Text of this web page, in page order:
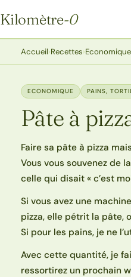
Kilomètre-0
Kilomètre-0
Accueil›Recettes›Economique
ECONOMIQUE PAINS,
Pâte à
Faire sa pâte à pizza
Vous vous souvenez de
celle qui disait « c’est
Si vous avez une
pizza, elle pétrit la pâte,
Si pour les pains, je ne
Avec cette quantité, je
ressortirez un prochain